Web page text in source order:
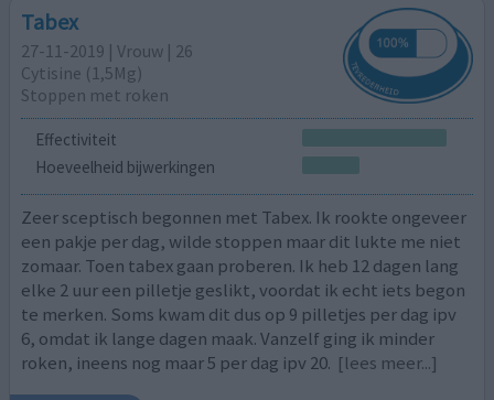
Tabex
27-11-2019 | Vrouw | 26
Cytisine (1,5Mg)
Stoppen met roken
Effectiviteit
Hoeveelheid bijwerkingen
Zeer sceptisch begonnen met Tabex. Ik rookte ongeveer
een pakje per dag, wilde stoppen maar dit lukte me niet
zomaar. Toen tabex gaan proberen. Ik heb 12 dagen lang
elke 2 uur een pilletje geslikt, voordat ik echt iets begon
te merken. Soms kwam dit dus op 9 pilletjes per dag ipv
6, omdat ik lange dagen maak. Vanzelf ging ik minder
roken, ineens nog maar 5 per dag ipv 20. [lees meer...]